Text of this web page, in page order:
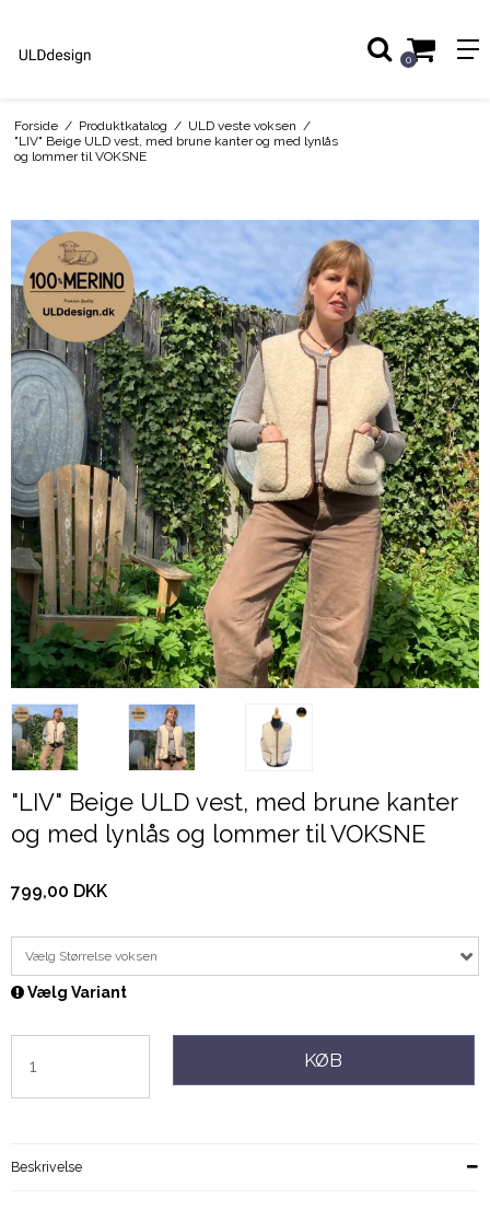
0
Forside / Produktkatalog / ULD veste voksen /
"LIV" Beige ULD vest, med brune kanter og med lynlås
og lommer til VOKSNE
"LIV" Beige ULD vest, med brune kanter
og med lynlås og lommer til VOKSNE
799,00 DKK
Vælg Størrelse voksen
Vælg Variant
KØB
Beskrivelse